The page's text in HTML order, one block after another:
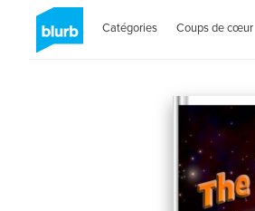
Catégories Coups de cœur